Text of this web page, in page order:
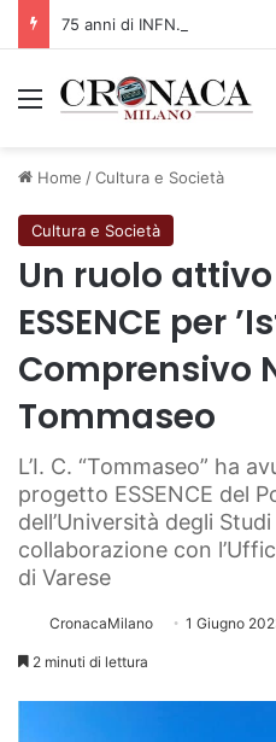
Menu
Home /Cultura e Società
Cultura e Società
Un ruolo
ESSENCE per
Comprensivo
Tommaseo
L’I. C. “Tommaseo” ha
progetto ESSENCE del
dell’Università degli Studi
collaborazione con
di Varese
CronacaMilano 1 Giugno
2 minuti di lettura